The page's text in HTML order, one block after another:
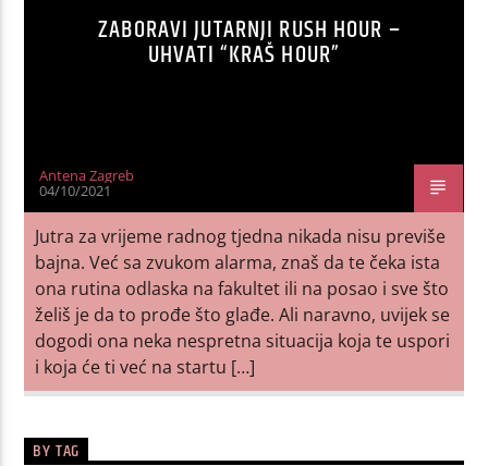
ZABORAVI JUTARNJI RUSH HOUR –
UHVATI “KRAŠ HOUR”
Antena Zagreb
04/10/2021
Jutra za vrijeme radnog tjedna nikada nisu previše
bajna. Već sa zvukom alarma, znaš da te čeka ista
ona rutina odlaska na fakultet ili na posao i sve što
želiš je da to prođe što glađe. Ali naravno, uvijek se
dogodi ona neka nespretna situacija koja te uspori
i koja će ti već na startu […]
BY TAG